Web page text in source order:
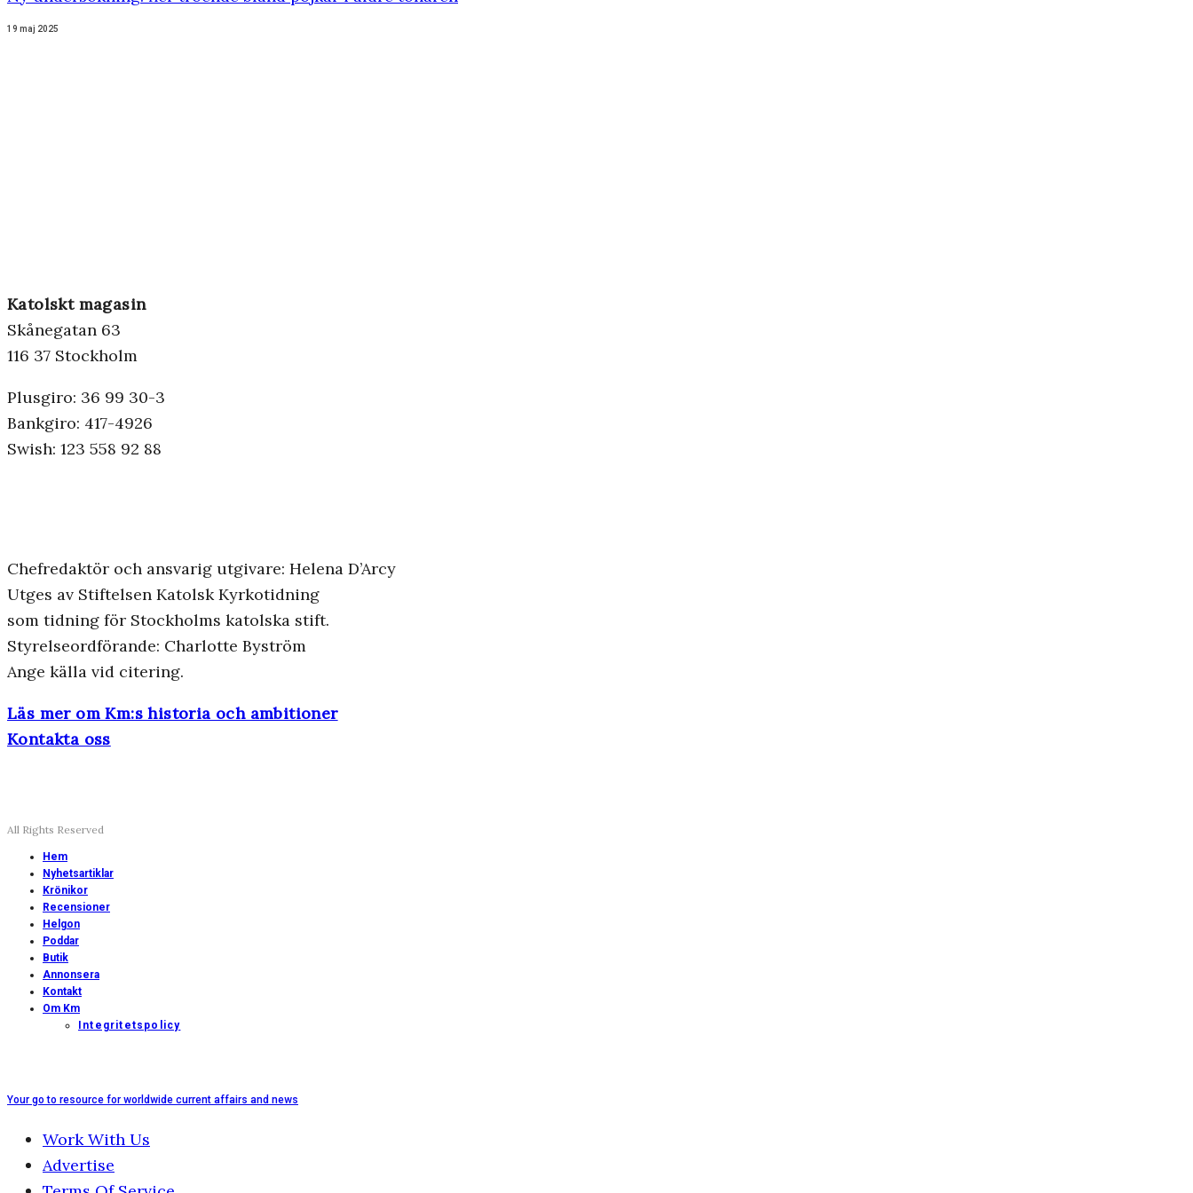
19 maj 2025
Katolskt magasin
Skånegatan 63
116 37 Stockholm
Plusgiro: 36 99 30-3
Bankgiro: 417-4926
Swish: 123 558 92 88
Chefredaktör och ansvarig utgivare: Helena D’Arcy
Utges av Stiftelsen Katolsk Kyrkotidning
som tidning för Stockholms katolska stift.
Styrelseordförande: Charlotte Byström
Ange källa vid citering.
Läs mer om Km:s historia och ambitioner
Kontakta oss
All Rights Reserved
Hem
Nyhetsartiklar
Krönikor
Recensioner
Helgon
Poddar
Butik
Annonsera
Kontakt
Om Km
Integritetspolicy
Your go to resource for worldwide current affairs and news
Work With Us
Advertise